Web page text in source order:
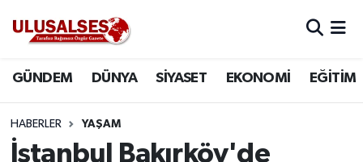
GÜNDEM DÜNYA SİYASET EKONOMİ EĞİTİM
HABERLER YAŞAM
İstanbul Bakırköy'de
DÜNYA
SİYASET
Trafik Durumu
Süper Lig Puan Durumu ve Fikstür